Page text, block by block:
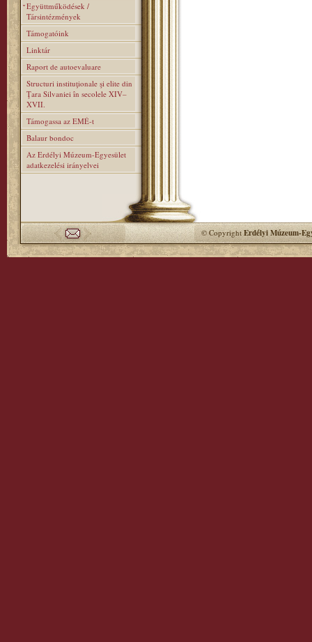
Együttműködések /
Társintézmények
Támogatóink
Linktár
Raport de autoevaluare
Structuri instituţionale şi elite din
Ţara Silvaniei în secolele XIV–
XVII.
Támogassa az EMÉ-t
Balaur bondoc
Az Erdélyi Múzeum-Egyesület
adatkezelési irányelvei
© CopyrightErdélyi Múzeum-